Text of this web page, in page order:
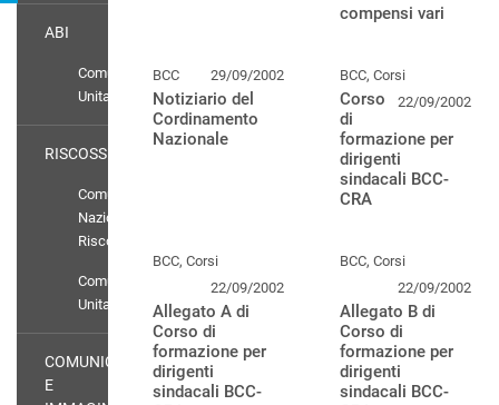
ABI
Comunicato
Unitario
RISCOSSIONE
Comunicati
Nazionali
Riscossione
Comunicato
Unitario
COMUNICAZIONE
E
compensi vari
BCC 29/09/2002
Notiziario del
Cordinamento
Nazionale
BCC, Corsi
22/09/2002
Corso
di
formazione per
dirigenti
sindacali BCC-
CRA
BCC, Corsi
22/09/2002
Allegato A di
Corso di
formazione per
dirigenti
sindacali BCC-
BCC, Corsi
22/09/2002
Allegato B di
Corso di
formazione per
dirigenti
sindacali BCC-